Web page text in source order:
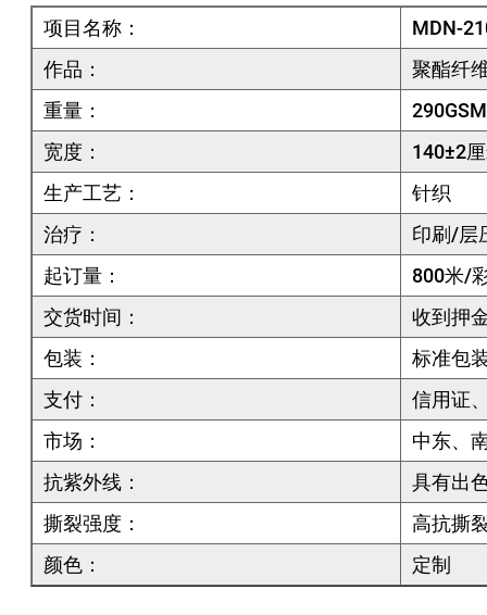
项目名称：
MDN-
作品：
聚酯纤
重量：
290GSM
宽度：
140±2
生产工艺：
针织
治疗：
印刷/层
起订量：
800米/
交货时间：
收到押
包装：
标准包
支付：
信用证
市场：
中东、
抗紫外线：
具有出
撕裂强度：
高抗撕
颜色：
定制